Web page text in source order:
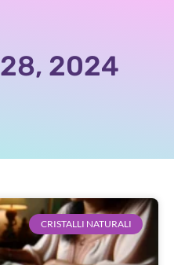
2024
CRISTALLI NATURALI